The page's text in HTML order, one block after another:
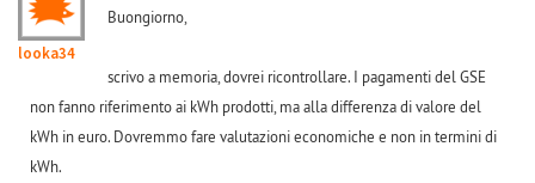
looka34
Buongiorno,
scrivo a memoria, dovrei ricontrollare. I pagamenti del GSE
non fanno riferimento ai kWh prodotti, ma alla differenza di valore del
kWh in euro. Dovremmo fare valutazioni economiche e non in termini di
kWh.